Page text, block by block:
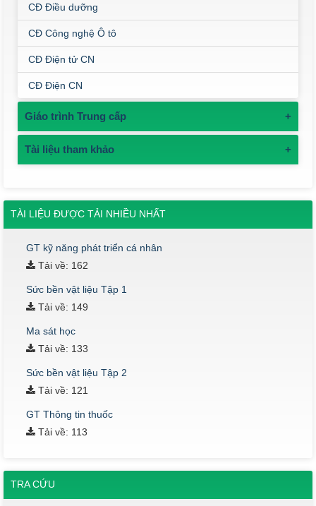
CĐ Điều dưỡng
CĐ Công nghệ Ô tô
CĐ Điện tử CN
CĐ Điện CN
Giáo trình Trung cấp +
Tài liệu tham khảo +
TÀI LIỆU ĐƯỢC TẢI NHIỀU NHẤT
GT kỹ năng phát triển cá nhân
Tải về: 162
Sức bền vật liệu Tập 1
Tải về: 149
Ma sát học
Tải về: 133
Sức bền vật liệu Tập 2
Tải về: 121
GT Thông tin thuốc
Tải về: 113
TRA CỨU